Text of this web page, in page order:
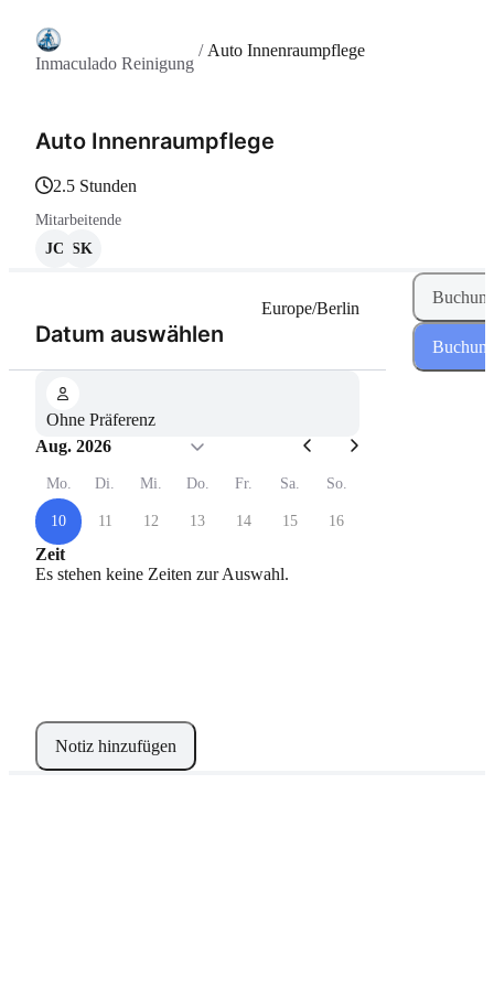
Inmaculado Reinigung
/ Auto Innenraumpflege
Auto Innenraumpflege
2.5 Stunden
Mitarbeitende
JC SK
Datum auswählen
Europe/Berlin
Ohne Präferenz
Aug. 2026
Mo. Di. Mi. Do. Fr. Sa. So.
10 11 12 13 14 15 16
Zeit
Es stehen keine Zeiten zur Auswahl.
Notiz hinzufügen